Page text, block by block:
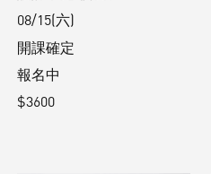
08/15(六)
開課確定
報名中
$3600